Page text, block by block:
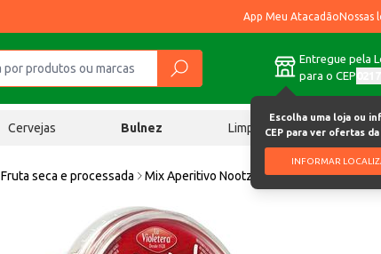
App Meu AtacadãoNossas
Entregue pela
para o CEP
Escolha uma loja ou
CEP para ver ofertas
INFORMAR
Cervejas Bulnez Limpeza
Fruta seca e processada Mix Aperitivo Nootz La Violetera 140g